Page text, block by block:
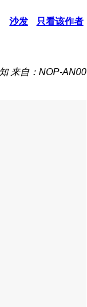
沙发 只看该作者
来自：NOP-AN00